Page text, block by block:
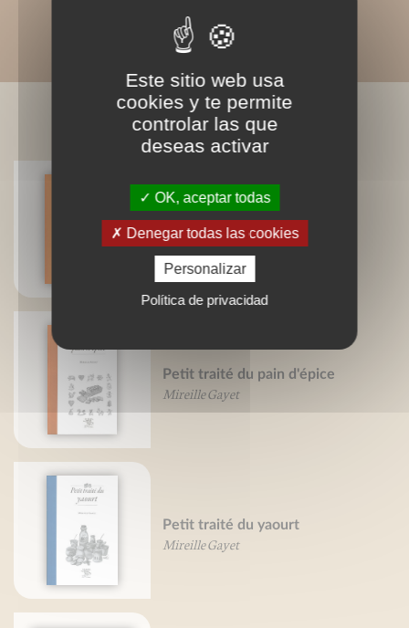
LIVRES ASSOCIÉS
Gran tratado de las especias
Mireille Gayet
Petit traité du pain d'épice
Mireille Gayet
Petit traité du yaourt
Mireille Gayet
Este sitio web usa
cookies y te permite
controlar las que
deseas activar
OK, aceptar todas
Denegar todas las cookies
Personalizar
Política de privacidad